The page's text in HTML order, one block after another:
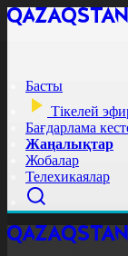
Басты
Тікелей
Бағдарлама
Жаңалықтар
Жобалар
Телехикаялар